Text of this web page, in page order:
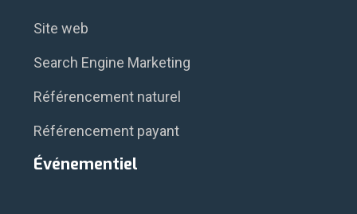
Site web
Search Engine Marketing
Référencement naturel
Référencement payant
Événementiel